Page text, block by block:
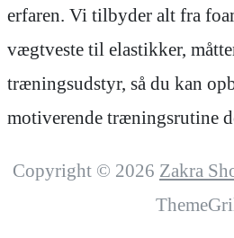
erfaren. Vi tilbyder alt fra
vægtveste til elastikker,
træningsudstyr, så du kan
motiverende træningsrutine
Copyright © 2026 Zakra